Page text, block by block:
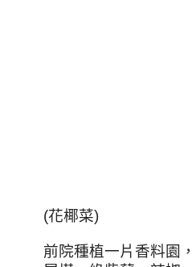
(花椰菜)
前院種植一片香料園